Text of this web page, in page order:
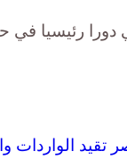
دورا رئيسيا
الواردات